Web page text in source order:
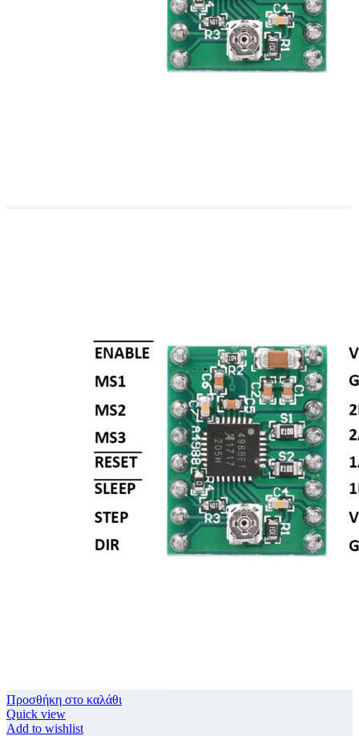
Προσθήκη στο καλάθι
Quick view
Add to wishlist